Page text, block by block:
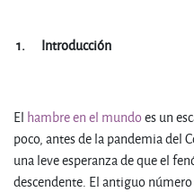
1. Introducción
El hambre en el mundoes un
poco, antes de la pandemia del
una leve esperanza de que el
descendente. El antiguo